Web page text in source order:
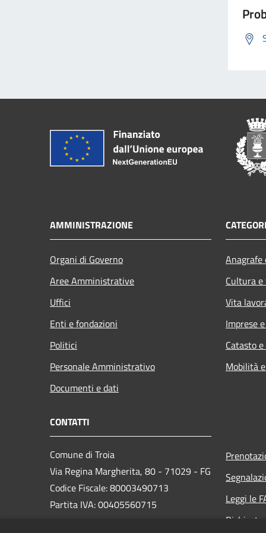
AMMINISTRAZIONE
Organi di Governo
Aree Amministrative
Uffici
Enti e fondazioni
Politici
Personale Amministrativo
Documenti e dati
Cultura
Vita
Imprese
Catasto
Mobilità
CONTATTI
Comune di Troia
Via Regina Margherita, 80 - 71029 - FG
Codice Fiscale: 80003490713
Partita IVA: 00405560715
Leggi le